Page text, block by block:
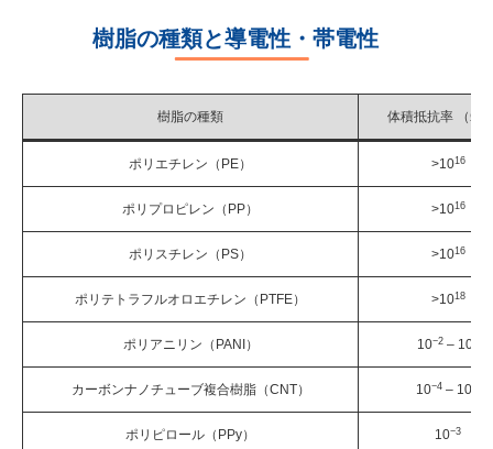
樹脂の種類と導電性・帯電性
樹脂の種類 体積抵抗率 （
ポリエチレン（PE） >1016
ポリプロピレン（PP） >1016
ポリスチレン（PS） >1016
ポリテトラフルオロエチレン（PTFE） >1018
ポリアニリン（PANI） 10−2 – 10
カーボンナノチューブ複合樹脂（CNT） 10−4– 10
ポリピロール（PPy） 10−3